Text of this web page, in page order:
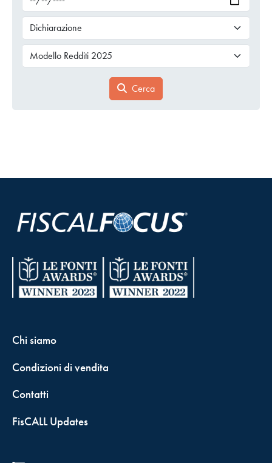
Cerca
Chi siamo
Condizioni di vendita
Contatti
FisCALL Updates